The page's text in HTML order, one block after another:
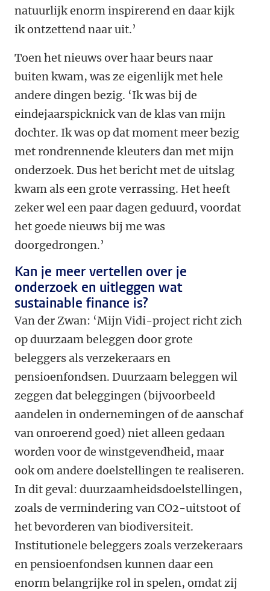
natuurlijk enorm inspirerend en daar kijk
ik ontzettend naar uit.’
Toen het nieuws over haar beurs naar
buiten kwam, was ze eigenlijk met hele
andere dingen bezig. ‘Ik was bij de
eindejaarspicknick van de klas van mijn
dochter. Ik was op dat moment meer bezig
met rondrennende kleuters dan met mijn
onderzoek. Dus het bericht met de uitslag
kwam als een grote verrassing. Het heeft
zeker wel een paar dagen geduurd, voordat
het goede nieuws bij me was
doorgedrongen.’
Kan je meer vertellen over je
onderzoek en uitleggen wat
sustainable finance is?
Van der Zwan: ‘Mijn Vidi-project richt zich
op duurzaam beleggen door grote
beleggers als verzekeraars en
pensioenfondsen. Duurzaam beleggen wil
zeggen dat beleggingen (bijvoorbeeld
aandelen in ondernemingen of de aanschaf
van onroerend goed) niet alleen gedaan
worden voor de winstgevendheid, maar
ook om andere doelstellingen te realiseren.
In dit geval: duurzaamheidsdoelstellingen,
zoals de vermindering van CO2-uitstoot of
het bevorderen van biodiversiteit.
Institutionele beleggers zoals verzekeraars
en pensioenfondsen kunnen daar een
enorm belangrijke rol in spelen, omdat zij